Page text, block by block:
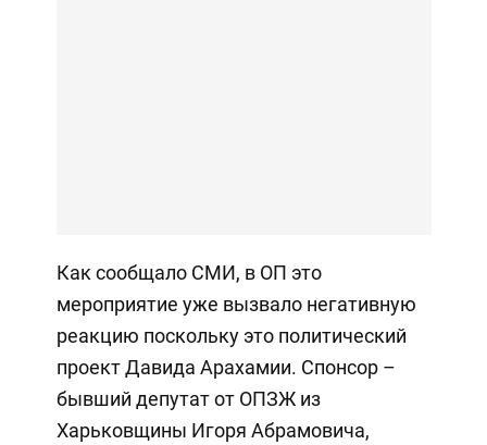
Как сообщало СМИ, в ОП это
мероприятие уже вызвало негативную
реакцию поскольку это политический
проект Давида Арахамии. Спонсор –
бывший депутат от ОПЗЖ из
Харьковщины Игоря Абрамовича,